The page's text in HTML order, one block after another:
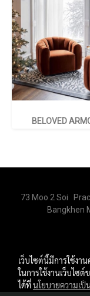
BELOVED
73 Moo 2 Soi
Bangkhen
เว็บไซต์นี้มีการใช้ง
ในการใช้งานเว็บไซ
ได้ที่นโยบายความเป็